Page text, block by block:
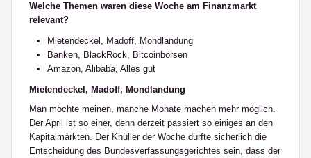
Welche Themen waren diese Woche am Finanzmarkt
relevant?
Mietendeckel, Madoff, Mondlandung
Banken, BlackRock, Bitcoinbörsen
Amazon, Alibaba, Alles gut
Mietendeckel, Madoff, Mondlandung
Man möchte meinen, manche Monate machen mehr möglich.
Der April ist so einer, denn derzeit passiert so einiges an den
Kapitalmärkten. Der Knüller der Woche dürfte sicherlich die
Entscheidung des Bundesverfassungsgerichtes sein, dass der